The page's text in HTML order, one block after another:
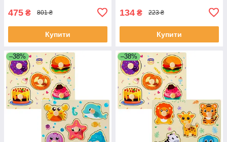
475 ₴ 801 ₴
Купити
134 ₴ 223 ₴
Купити
–38% –38%